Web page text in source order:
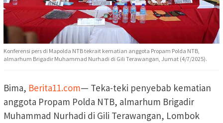
Konferensi pers di Mapolda NTB tekrait kematian anggota Propam Polda NTB,
almarhum Brigadir Muhammad Nurhadi di Gili Terawangan, Jumat (4/7/2025).
Bima, Berita11.com— Teka-teki penyebab kematian
anggota Propam Polda NTB, almarhum Brigadir
Muhammad Nurhadi di Gili Terawangan, Lombok